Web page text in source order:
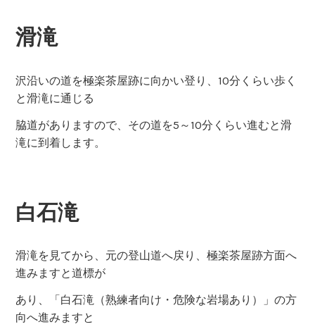
滑滝
沢沿いの道を極楽茶屋跡に向かい登り、10分くらい歩く
と滑滝に通じる
脇道がありますので、その道を5～10分くらい進むと滑
滝に到着します。
白石滝
滑滝を見てから、元の登山道へ戻り、極楽茶屋跡方面へ
進みますと道標が
あり、「白石滝（熟練者向け・危険な岩場あり）」の方
向へ進みますと